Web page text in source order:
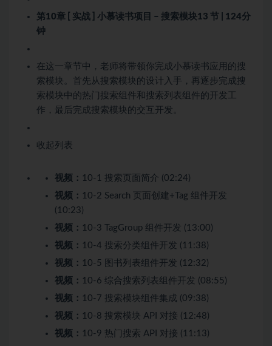
第10章 [ 实战 ] 小慕读书项目 – 搜索模块13 节 | 124分
钟
在这一章节中，老师将带领你完成小慕读书应用的搜
索模块。首先从搜索模块的设计入手，再逐步完成搜
索模块中的热门搜索组件和搜索列表组件的开发工
作，最后完成搜索模块的交互开发。
收起列表
视频： 10-1 搜索页面简介 (02:24)
视频： 10-2 Search 页面创建+Tag 组件开发
(10:23)
视频： 10-3 TagGroup 组件开发 (13:00)
视频： 10-4 搜索分类组件开发 (11:38)
视频： 10-5 图书列表组件开发 (12:32)
视频： 10-6 综合搜索列表组件开发 (08:55)
视频： 10-7 搜索模块组件集成 (09:38)
视频： 10-8 搜索模块 API 对接 (12:48)
视频： 10-9 热门搜索 API 对接 (11:13)